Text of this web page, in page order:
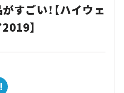
すごい！【ハイウェ
】